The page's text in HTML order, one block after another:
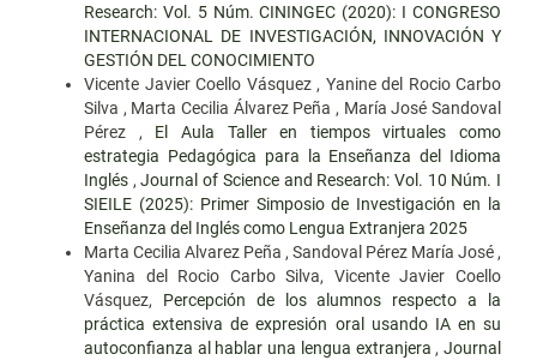
Research: Vol. 5 Núm. CININGEC (2020): I CONGRESO
INTERNACIONAL DE INVESTIGACIÓN, INNOVACIÓN Y
GESTIÓN DEL CONOCIMIENTO
Vicente Javier Coello Vásquez , Yanine del Rocio Carbo
Silva , Marta Cecilia Álvarez Peña , María José Sandoval
Pérez , El Aula Taller en tiempos virtuales como
estrategia Pedagógica para la Enseñanza del Idioma
Inglés ,Journal of Science and Research: Vol. 10 Núm. I
SIEILE (2025): Primer Simposio de Investigación en la
Enseñanza del Inglés como Lengua Extranjera 2025
Marta Cecilia Alvarez Peña , Sandoval Pérez María José ,
Yanina del Rocio Carbo Silva, Vicente Javier Coello
Vásquez, Percepción de los alumnos respecto a la
práctica extensiva de expresión oral usando IA en su
autoconfianza al hablar una lengua extranjera ,Journal